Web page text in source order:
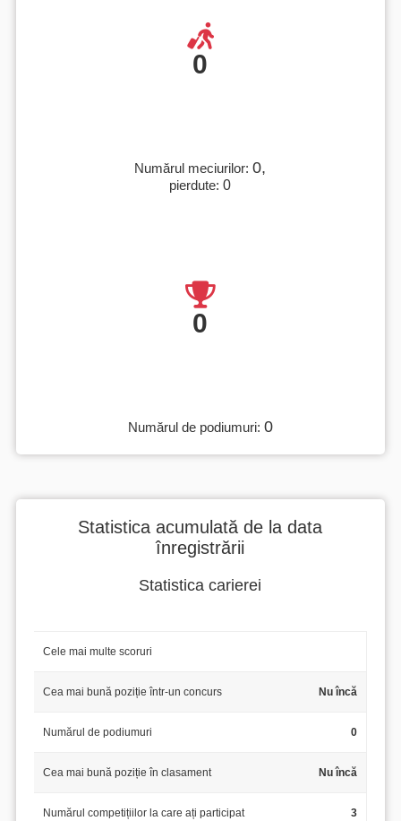
0
Numărul meciurilor:0,
pierdute:0
0
Numărul de podiumuri: 0
Statistica acumulată de la data
înregistrării
Statistica carierei
Cele mai multe scoruri
Cea mai bună poziție într-un concurs Nu încă
Numărul de podiumuri 0
Cea mai bună poziție în clasament Nu încă
Numărul competițiilor la care ați participat 3